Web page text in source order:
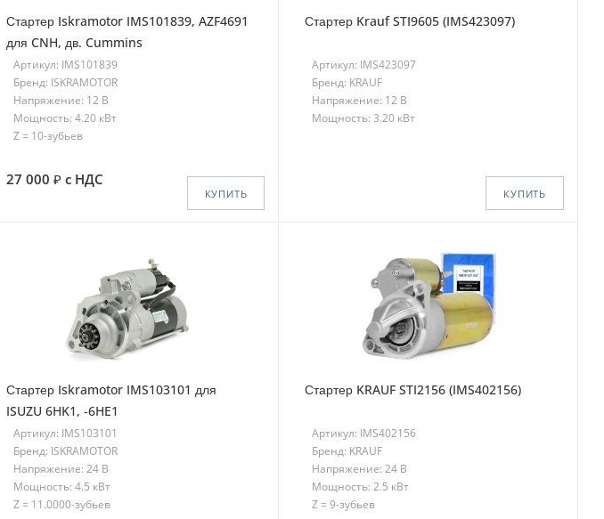
Стартер Iskramotor IMS101839, AZF4691
для CNH, дв. Cummins
Артикул: IMS101839
Бренд: ISKRAMOTOR
Напряжение: 12 В
Мощность: 4.20 кВт
Z = 10-зубьев
27 000 с НДС
КУПИТЬ
Стартер Krauf STI9605 (IMS423097)
Артикул: IMS423097
Бренд: KRAUF
Напряжение: 12 В
Мощность: 3.20 кВт
КУПИТЬ
Стартер Iskramotor IMS103101 для
ISUZU 6HK1, -6HE1
Артикул: IMS103101
Бренд: ISKRAMOTOR
Напряжение: 24 В
Мощность: 4.5 кВт
Z = 11.0000-зубьев
Стартер KRAUF STI2156 (IMS402156)
Артикул: IMS402156
Бренд: KRAUF
Напряжение: 24 В
Мощность: 2.5 кВт
Z = 9-зубьев